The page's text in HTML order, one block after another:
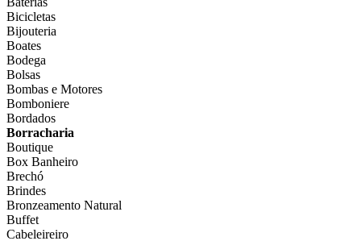
Bicicletas
Bijouteria
Boates
Bodega
Bolsas
Bombas e Motores
Bomboniere
Bordados
Borracharia
Boutique
Box Banheiro
Brechó
Brindes
Bronzeamento Natural
Buffet
Cabeleireiro